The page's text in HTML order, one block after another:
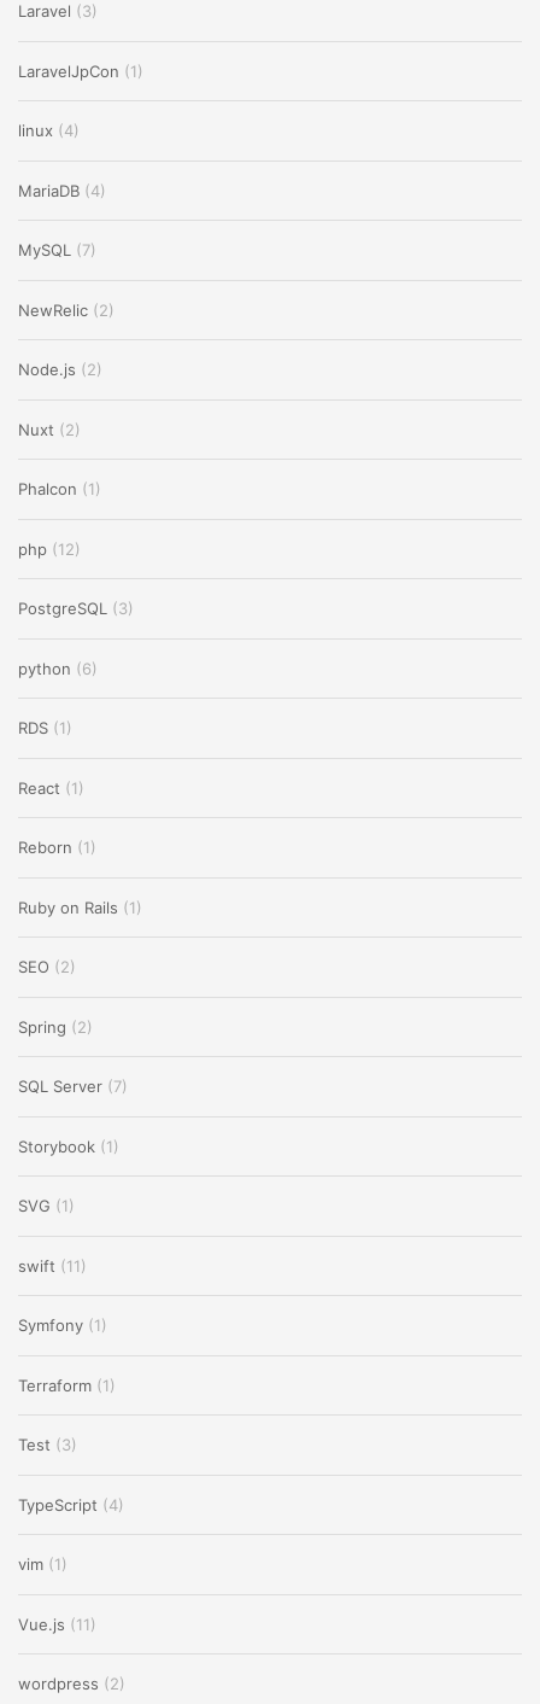
Laravel (3)
LaravelJpCon (1)
linux (4)
MariaDB (4)
MySQL (7)
NewRelic (2)
Node.js (2)
Nuxt (2)
Phalcon (1)
php (12)
PostgreSQL (3)
python (6)
RDS (1)
React (1)
Reborn (1)
Ruby on Rails (1)
SEO (2)
Spring (2)
SQL Server (7)
Storybook (1)
SVG (1)
swift (11)
Symfony (1)
Terraform (1)
Test (3)
TypeScript (4)
vim (1)
Vue.js (11)
wordpress (2)